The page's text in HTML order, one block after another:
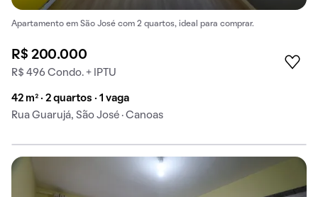
Apartamento em São José com 2 quartos, ideal para comprar.
R$ 200.000
R$ 496 Condo. + IPTU
42 m² · 2 quartos · 1 vaga
Rua Guarujá, São José · Canoas